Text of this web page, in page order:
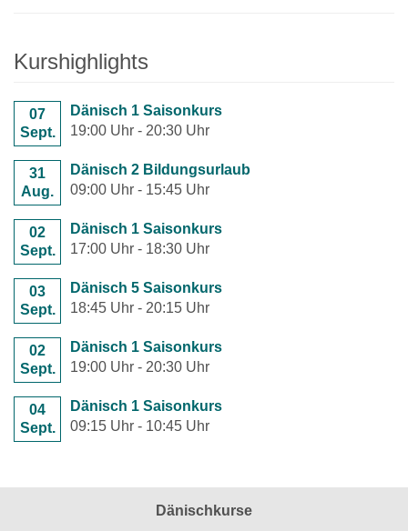
Kurshighlights
07
Sept.
Dänisch 1 Saisonkurs
19:00 Uhr - 20:30 Uhr
31
Aug.
Dänisch 2 Bildungsurlaub
09:00 Uhr - 15:45 Uhr
02
Sept.
Dänisch 1 Saisonkurs
17:00 Uhr - 18:30 Uhr
03
Sept.
Dänisch 5 Saisonkurs
18:45 Uhr - 20:15 Uhr
02
Sept.
Dänisch 1 Saisonkurs
19:00 Uhr - 20:30 Uhr
04
Sept.
Dänisch 1 Saisonkurs
09:15 Uhr - 10:45 Uhr
Dänischkurse